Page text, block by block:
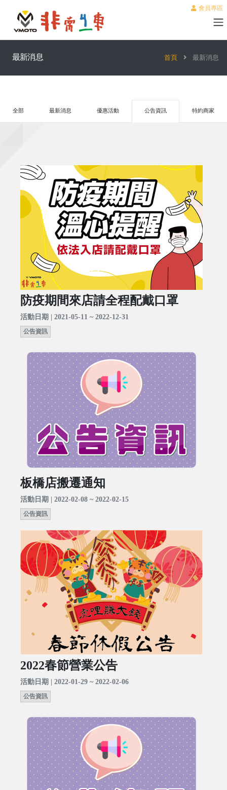
會員專區
最新消息 首頁 最新消息
全部 最新消息 優惠活動 公告資訊 特約商家
防疫期間來店請全程配戴口罩
活動日期 | 2021-05-11 ~ 2022-12-31
公告資訊
板橋店搬遷通知
活動日期 | 2022-02-08 ~ 2022-02-15
公告資訊
2022春節營業公告
活動日期 | 2022-01-29 ~ 2022-02-06
公告資訊